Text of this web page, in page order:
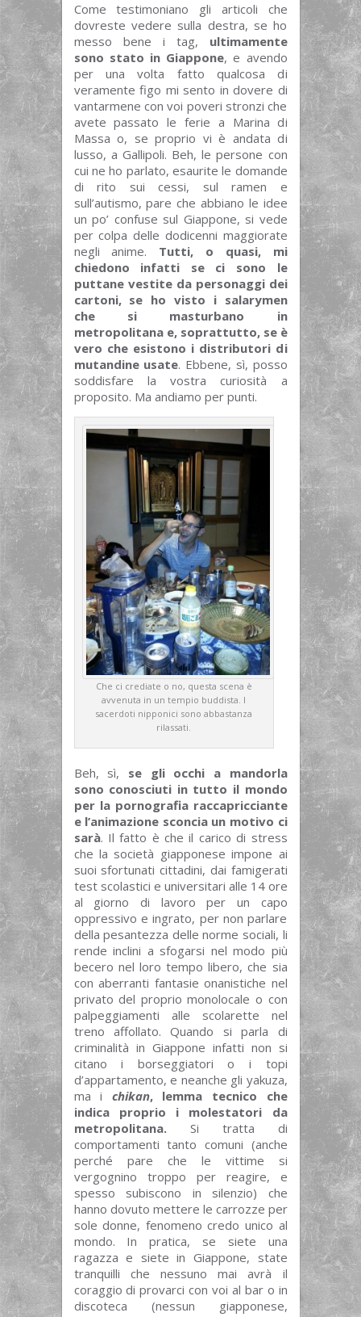
Come testimoniano gli articoli che
dovreste vedere sulla destra, se ho
messo bene i tag, ultimamente
sono stato in Giappone, e avendo
per una volta fatto qualcosa di
veramente figo mi sento in dovere di
vantarmene con voi poveri stronzi che
avete passato le ferie a Marina di
Massa o, se proprio vi è andata di
lusso, a Gallipoli. Beh, le persone con
cui ne ho parlato, esaurite le domande
di rito sui cessi, sul ramen e
sull’autismo, pare che abbiano le idee
un po’ confuse sul Giappone, si vede
per colpa delle dodicenni maggiorate
negli anime. Tutti, o quasi, mi
chiedono infatti se ci sono le
puttane vestite da personaggi dei
cartoni, se ho visto i salarymen
che si masturbano in
metropolitana e, soprattutto, se è
vero che esistono i distributori di
mutandine usate. Ebbene, sì, posso
soddisfare la vostra curiosità a
proposito. Ma andiamo per punti.
Che ci crediate o no, questa scena è
avvenuta in un tempio buddista. I
sacerdoti nipponici sono abbastanza
rilassati.
Beh, sì, se gli occhi a mandorla
sono conosciuti in tutto il mondo
per la pornografia raccapricciante
e l’animazione sconcia un motivo ci
sarà. Il fatto è che il carico di stress
che la società giapponese impone ai
suoi sfortunati cittadini, dai famigerati
test scolastici e universitari alle 14 ore
al giorno di lavoro per un capo
oppressivo e ingrato, per non parlare
della pesantezza delle norme sociali, li
rende inclini a sfogarsi nel modo più
becero nel loro tempo libero, che sia
con aberranti fantasie onanistiche nel
privato del proprio monolocale o con
palpeggiamenti alle scolarette nel
treno affollato. Quando si parla di
criminalità in Giappone infatti non si
citano i borseggiatori o i topi
d’appartamento, e neanche gli yakuza,
ma i chikan, lemma tecnico che
indica proprio i molestatori da
metropolitana.Si tratta di
comportamenti tanto comuni (anche
perché pare che le vittime si
vergognino troppo per reagire, e
spesso subiscono in silenzio) che
hanno dovuto mettere le carrozze per
sole donne, fenomeno credo unico al
mondo. In pratica, se siete una
ragazza e siete in Giappone, state
tranquilli che nessuno mai avrà il
coraggio di provarci con voi al bar o in
discoteca (nessun giapponese,